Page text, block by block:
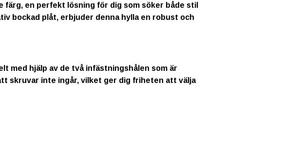
färg, en perfekt lösning för dig som söker både stil
bockad plåt, erbjuder denna hylla en robust och
med hjälp av de två infästningshålen som är
skruvar inte ingår, vilket ger dig friheten att välja